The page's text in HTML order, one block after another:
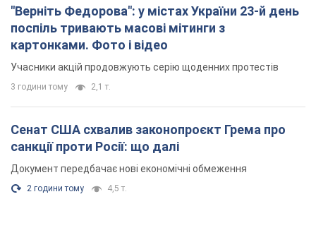
"Верніть Федорова": у містах України 23-й день
поспіль тривають масові мітинги з
картонками. Фото і відео
Учасники акцій продовжують серію щоденних протестів
3 години тому 2,1 т.
Сенат США схвалив законопроєкт Грема про
санкції проти Росії: що далі
Документ передбачає нові економічні обмеження
2 години тому 4,5 т.